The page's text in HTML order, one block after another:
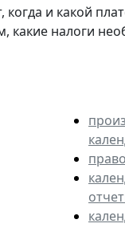
когда и какой
какие налоги